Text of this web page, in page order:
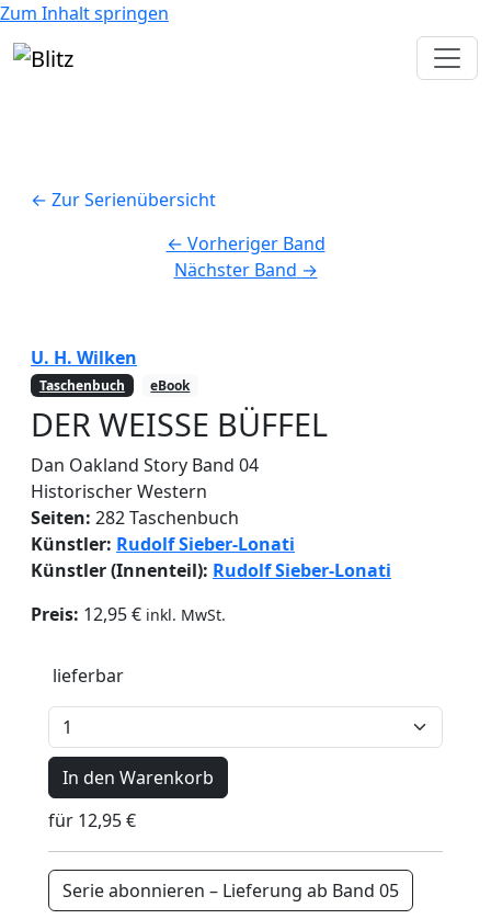
Zum Inhalt springen
← Zur Serienübersicht
← Vorheriger Band
Nächster Band →
U. H. Wilken
Taschenbuch eBook
DER WEISSE BÜFFEL
Dan Oakland Story Band 04
Historischer Western
Seiten: 282 Taschenbuch
Künstler: Rudolf Sieber-Lonati
Künstler (Innenteil): Rudolf Sieber-Lonati
Preis: 12,95 € inkl. MwSt.
lieferbar
In den Warenkorb
für 12,95 €
Serie abonnieren – Lieferung ab Band 05